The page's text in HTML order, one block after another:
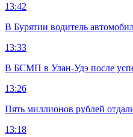
13:42
В Бурятии водитель
13:33
В БСМП в Улан-Удэ после
13:26
Пять миллионов рублей
13:18